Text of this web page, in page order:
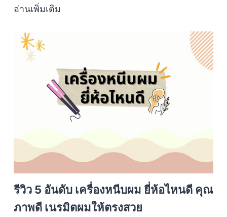
อ่านเพิ่มเติม
รีวิว 5 อันดับ เครื่องหนีบผม ยี่ห้อไหนดี คุณ
ภาพดี เนรมิตผมให้ตรงสวย